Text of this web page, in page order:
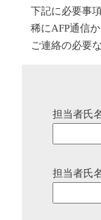
下記に必要事
稀にAFP通信
ご連絡の必要
担当者氏
担当者氏